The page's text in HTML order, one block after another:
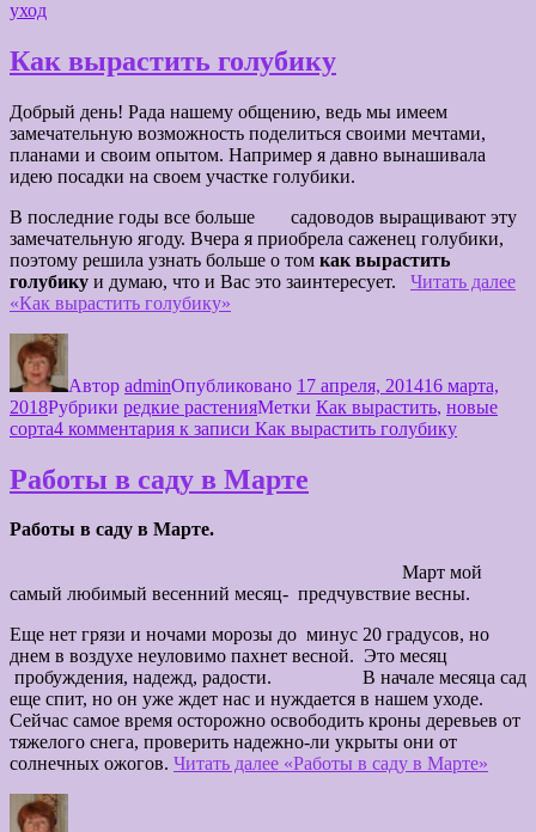
уход
Как вырастить голубику
Добрый день! Рада нашему общению, ведь мы имеем
замечательную возможность поделиться своими мечтами,
планами и своим опытом. Например я давно вынашивала
идею посадки на своем участке голубики.
В последние годы все больше
садоводов выращивают эту
замечательную ягоду. Вчера я приобрела саженец голубики,
поэтому решила узнать больше о том как вырастить
голубику и думаю, что и Вас это заинтересует. Читать далее
«Как вырастить голубику»
Автор adminОпубликовано 17 апреля, 201416 марта,
2018Рубрики редкие растенияМетки Как вырастить, новые
сорта4 комментария к записи Как вырастить голубику
Работы в саду в Марте
Работы в саду в Марте.
Март мой
самый любимый весенний месяц- предчувствие весны.
Еще нет грязи и ночами морозы до минус 20 градусов, но
днем в воздухе неуловимо пахнет весной. Это месяц
пробуждения, надежд, радости. В начале месяца сад
еще спит, но он уже ждет нас и нуждается в нашем уходе.
Сейчас самое время осторожно освободить кроны деревьев от
тяжелого снега, проверить надежно-ли укрыты они от
солнечных ожогов. Читать далее «Работы в саду в Марте»